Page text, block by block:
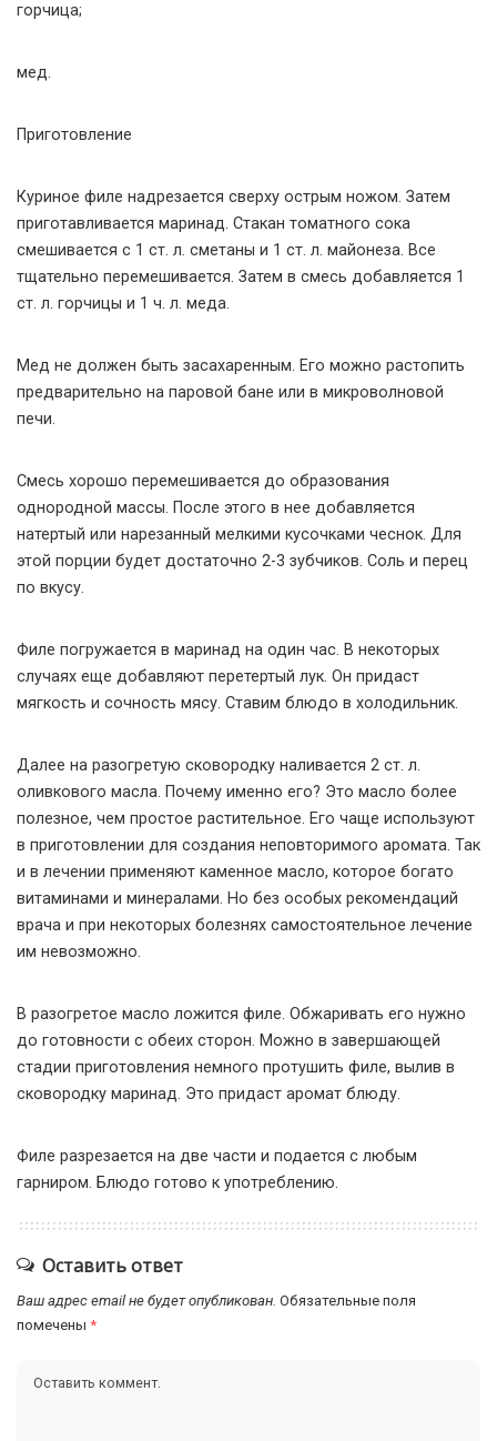
горчица;
мед.
Приготовление
Куриное филе надрезается сверху острым ножом. Затем
приготавливается маринад. Стакан томатного сока
смешивается с 1 ст. л. сметаны и 1 ст. л. майонеза. Все
тщательно перемешивается. Затем в смесь добавляется 1
ст. л. горчицы и 1 ч. л. меда.
Мед не должен быть засахаренным. Его можно растопить
предварительно на паровой бане или в микроволновой
печи.
Смесь хорошо перемешивается до образования
однородной массы. После этого в нее добавляется
натертый или нарезанный мелкими кусочками чеснок. Для
этой порции будет достаточно 2-3 зубчиков. Соль и перец
по вкусу.
Филе погружается в маринад на один час. В некоторых
случаях еще добавляют перетертый лук. Он придаст
мягкость и сочность мясу. Ставим блюдо в холодильник.
Далее на разогретую сковородку наливается 2 ст. л.
оливкового масла. Почему именно его? Это масло более
полезное, чем простое растительное. Его чаще используют
в приготовлении для создания неповторимого аромата. Так
и в лечении применяют каменное масло, которое богато
витаминами и минералами. Но без особых рекомендаций
врача и при некоторых болезнях самостоятельное лечение
им невозможно.
В разогретое масло ложится филе. Обжаривать его нужно
до готовности с обеих сторон. Можно в завершающей
стадии приготовления немного протушить филе, вылив в
сковородку маринад. Это придаст аромат блюду.
Филе разрезается на две части и подается с любым
гарниром. Блюдо готово к употреблению.
Оставить ответ
Ваш адрес email не будет опубликован. Обязательные поля
помечены *